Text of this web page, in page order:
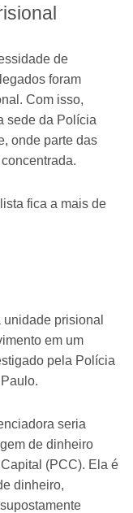
de
foram
Com isso,
sede da Polícia
onde parte das
fica a mais de
prisional
em um
pela Polícia
seria
de dinheiro
(PCC). Ela é
dinheiro,